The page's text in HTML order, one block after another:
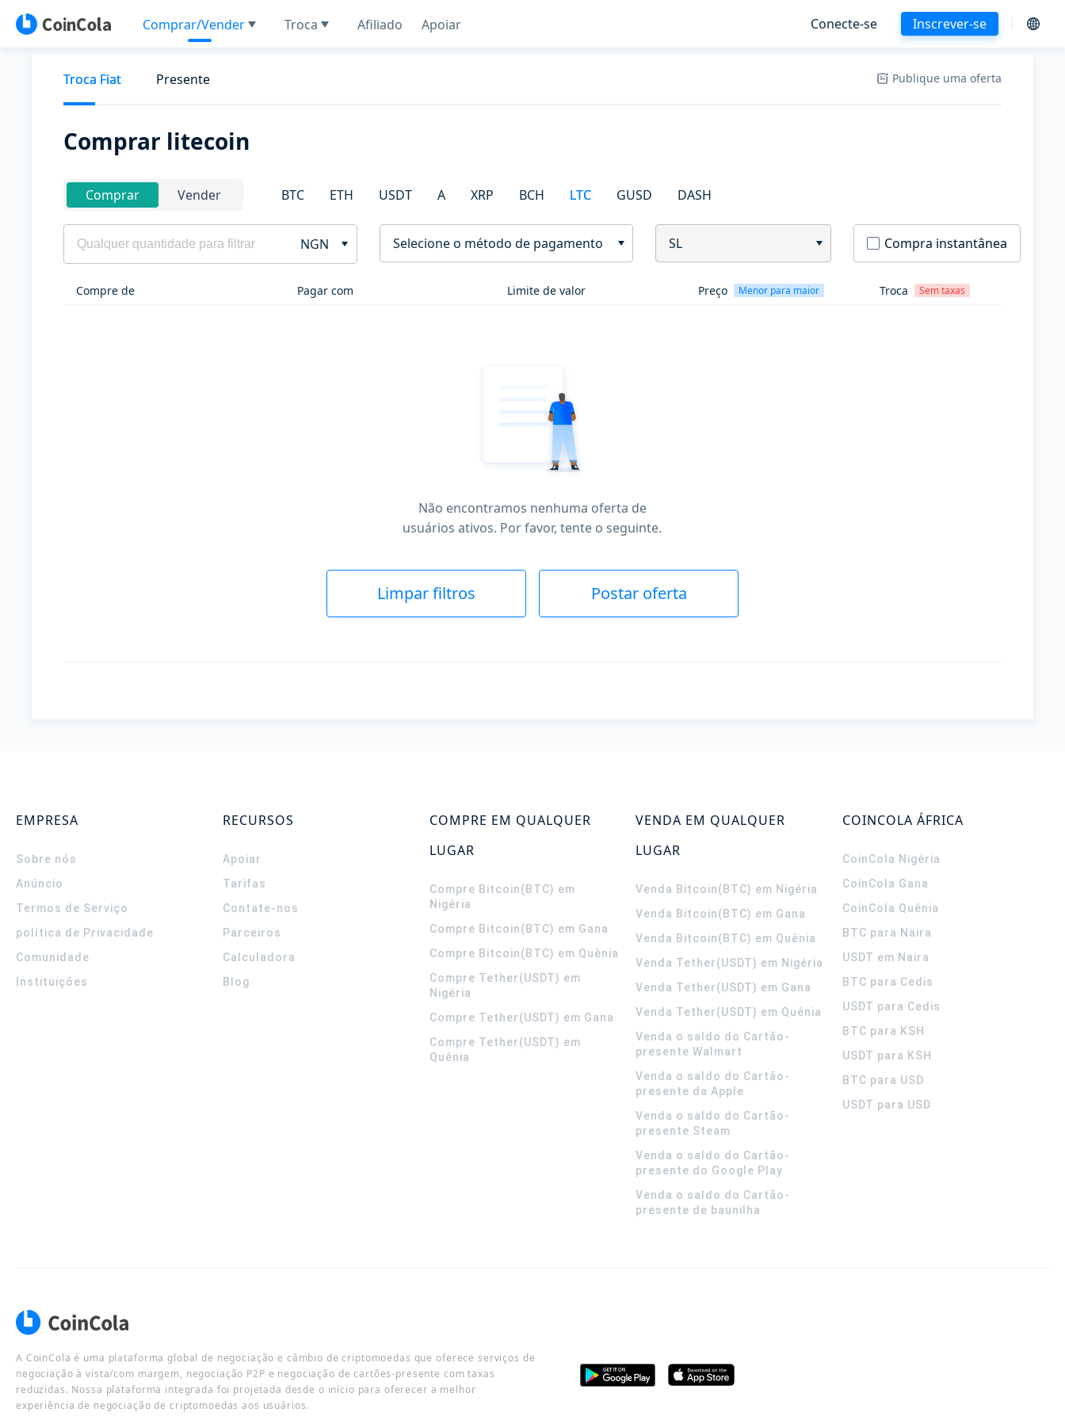
Comprar/Vender Troca Afiliado Apoiar Conecte-se Inscrever-se
Troca Fiat Presente Publique uma oferta
Comprar litecoin
Comprar Vender BTC ETH USDT A XRP BCH LTC GUSD DASH
NGN Selecione o método de pagamento SL Compra instantânea
Compre de Pagar com Limite de valor Preço Menor para maior Troca Sem taxas
Não encontramos nenhuma oferta de
usuários ativos. Por favor, tente o seguinte.
Limpar filtros Postar oferta
EMPRESA
Sobre nós
Anúncio
Termos de Serviço
política de Privacidade
Comunidade
Instituições
RECURSOS
Apoiar
Tarifas
Contate-nos
Parceiros
Calculadora
Blog
COMPRE EM QUALQUER
LUGAR
Compre Bitcoin(BTC) em
Nigéria
Compre Bitcoin(BTC) em Gana
Compre Bitcoin(BTC) em Quênia
Compre Tether(USDT) em
Nigéria
Compre Tether(USDT) em Gana
Compre Tether(USDT) em
Quênia
VENDA EM QUALQUER
LUGAR
Venda Bitcoin(BTC) em Nigéria
Venda Bitcoin(BTC) em Gana
Venda Bitcoin(BTC) em Quênia
Venda Tether(USDT) em Nigéria
Venda Tether(USDT) em Gana
Venda Tether(USDT) em Quênia
Venda o saldo do Cartão-
presente Walmart
Venda o saldo do Cartão-
presente da Apple
Venda o saldo do Cartão-
presente Steam
Venda o saldo do Cartão-
presente do Google Play
Venda o saldo do Cartão-
presente de baunilha
COINCOLA ÁFRICA
CoinCola Nigéria
CoinCola Gana
CoinCola Quênia
BTC para Naira
USDT em Naira
BTC para Cedis
USDT para Cedis
BTC para KSH
USDT para KSH
BTC para USD
USDT para USD
A CoinCola é uma plataforma global de negociação e câmbio de criptomoedas que oferece serviços de
negociação à vista/com margem, negociação P2P e negociação de cartões-presente com taxas
reduzidas. Nossa plataforma integrada foi projetada desde o início para oferecer a melhor
experiência de negociação de criptomoedas aos usuários.